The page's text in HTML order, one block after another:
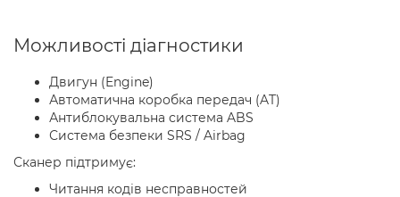
Можливості діагностики
Двигун (Engine)
Автоматична коробка передач (AT)
Антиблокувальна система ABS
Система безпеки SRS / Airbag
Сканер підтримує:
Читання кодів несправностей